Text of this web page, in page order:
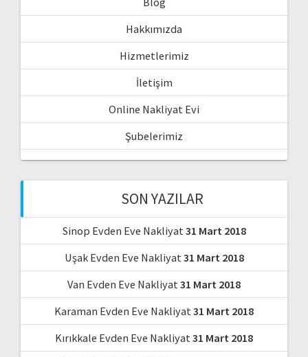
Hakkımızda
Hizmetlerimiz
İletişim
Online Nakliyat Evi
Şubelerimiz
SON YAZILAR
Sinop Evden Eve Nakliyat31 Mart 2018
Uşak Evden Eve Nakliyat31 Mart 2018
Van Evden Eve Nakliyat31 Mart 2018
Karaman Evden Eve Nakliyat31 Mart 2018
Kırıkkale Evden Eve Nakliyat31 Mart 2018